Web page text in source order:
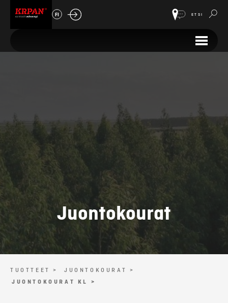
FI ETSI
Juontokourat
TUOTTEET >
JUONTOKOURAT >
JUONTOKOURAT KL >